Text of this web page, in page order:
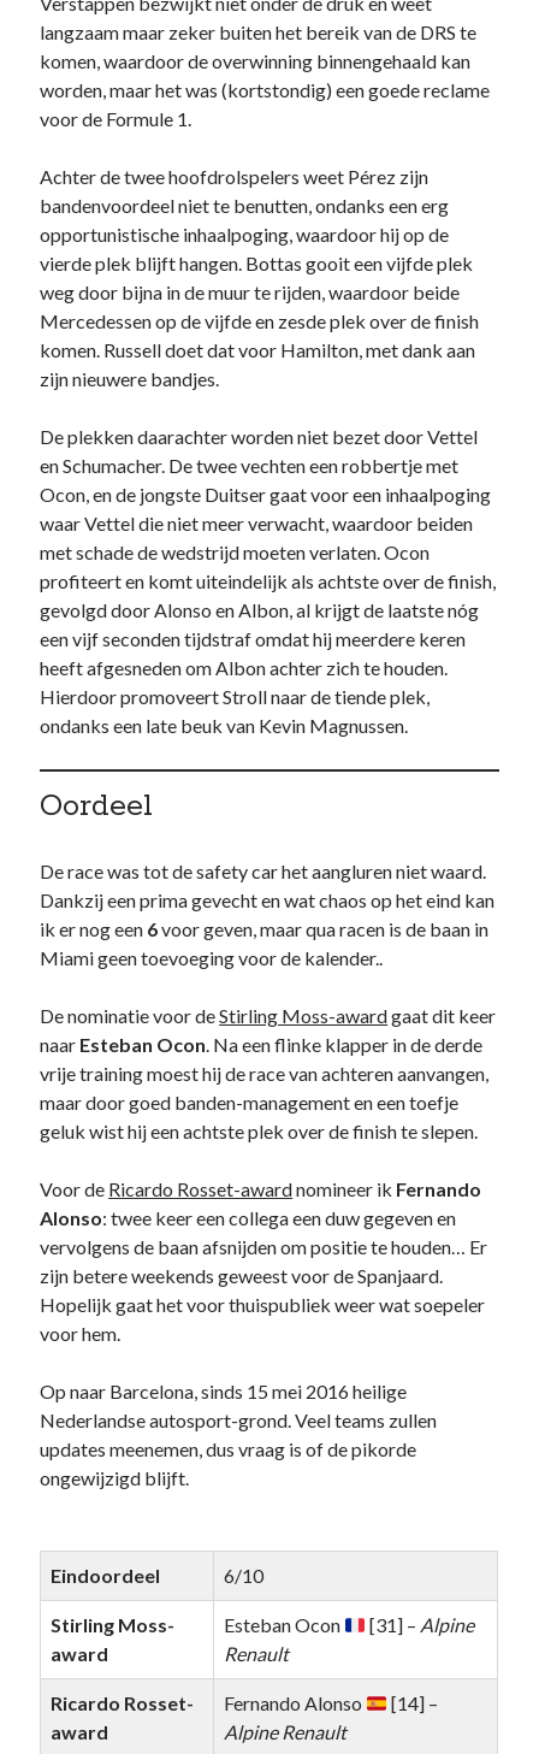
langzaam maar zeker buiten het bereik van de DRS te
komen, waardoor de overwinning binnengehaald kan
worden, maar het was (kortstondig) een goede reclame
voor de Formule 1.
Achter de twee hoofdrolspelers weet Pérez zijn
bandenvoordeel niet te benutten, ondanks een erg
opportunistische inhaalpoging, waardoor hij op de
vierde plek blijft hangen. Bottas gooit een vijfde plek
weg door bijna in de muur te rijden, waardoor beide
Mercedessen op de vijfde en zesde plek over de finish
komen. Russell doet dat voor Hamilton, met dank aan
zijn nieuwere bandjes.
De plekken daarachter worden niet bezet door Vettel
en Schumacher. De twee vechten een robbertje met
Ocon, en de jongste Duitser gaat voor een inhaalpoging
waar Vettel die niet meer verwacht, waardoor beiden
met schade de wedstrijd moeten verlaten. Ocon
profiteert en komt uiteindelijk als achtste over de finish,
gevolgd door Alonso en Albon, al krijgt de laatste nóg
een vijf seconden tijdstraf omdat hij meerdere keren
heeft afgesneden om Albon achter zich te houden.
Hierdoor promoveert Stroll naar de tiende plek,
ondanks een late beuk van Kevin Magnussen.
Oordeel
De race was tot de safety car het aangluren niet waard.
Dankzij een prima gevecht en wat chaos op het eind kan
ik er nog een 6voor geven, maar qua racen is de baan in
Miami geen toevoeging voor de kalender..
De nominatie voor deStirling Moss-awardgaat dit keer
naar Esteban Ocon. Na een flinke klapper in de derde
vrije training moest hij de race van achteren aanvangen,
maar door goed banden-management en een toefje
geluk wist hij een achtste plek over de finish te slepen.
Voor de Ricardo Rosset-awardnomineer ik Fernando
Alonso: twee keer een collega een duw gegeven en
vervolgens de baan afsnijden om positie te houden… Er
zijn betere weekends geweest voor de Spanjaard.
Hopelijk gaat het voor thuispubliek weer wat soepeler
voor hem.
Op naar Barcelona, sinds 15 mei 2016 heilige
Nederlandse autosport-grond. Veel teams zullen
updates meenemen, dus vraag is of de pikorde
ongewijzigd blijft.
Eindoordeel 6/10
Stirling Moss-
award
Esteban Ocon [31] – Alpine
Renault
Ricardo Rosset-
award
Fernando Alonso
[14] –
Alpine Renault
website niet meer
kunt gebruiken.